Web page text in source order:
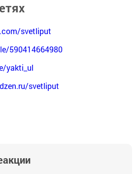
svetliput
590414664980
yakti_ul
svetliput